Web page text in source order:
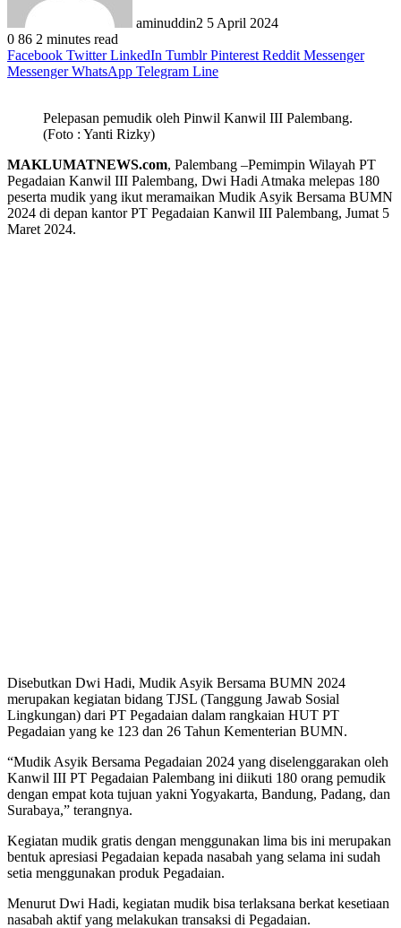
aminuddin2 5 April 2024
0 86 2 minutes read
Facebook Twitter LinkedIn Tumblr Pinterest Reddit Messenger
Messenger WhatsApp Telegram Line
Pelepasan pemudik oleh Pinwil Kanwil III Palembang.
(Foto : Yanti Rizky)
MAKLUMATNEWS.com, Palembang –Pemimpin Wilayah PT
Pegadaian Kanwil III Palembang, Dwi Hadi Atmaka melepas 180
peserta mudik yang ikut meramaikan Mudik Asyik Bersama BUMN
2024 di depan kantor PT Pegadaian Kanwil III Palembang, Jumat 5
Maret 2024.
Disebutkan Dwi Hadi, Mudik Asyik Bersama BUMN 2024
merupakan kegiatan bidang TJSL (Tanggung Jawab Sosial
Lingkungan) dari PT Pegadaian dalam rangkaian HUT PT
Pegadaian yang ke 123 dan 26 Tahun Kementerian BUMN.
“Mudik Asyik Bersama Pegadaian 2024 yang diselenggarakan oleh
Kanwil III PT Pegadaian Palembang ini diikuti 180 orang pemudik
dengan empat kota tujuan yakni Yogyakarta, Bandung, Padang, dan
Surabaya,” terangnya.
Kegiatan mudik gratis dengan menggunakan lima bis ini merupakan
bentuk apresiasi Pegadaian kepada nasabah yang selama ini sudah
setia menggunakan produk Pegadaian.
Menurut Dwi Hadi, kegiatan mudik bisa terlaksana berkat kesetiaan
nasabah aktif yang melakukan transaksi di Pegadaian.